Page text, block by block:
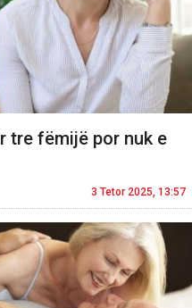
tre fëmijë por nuk e
3 Tetor 2025, 13:57